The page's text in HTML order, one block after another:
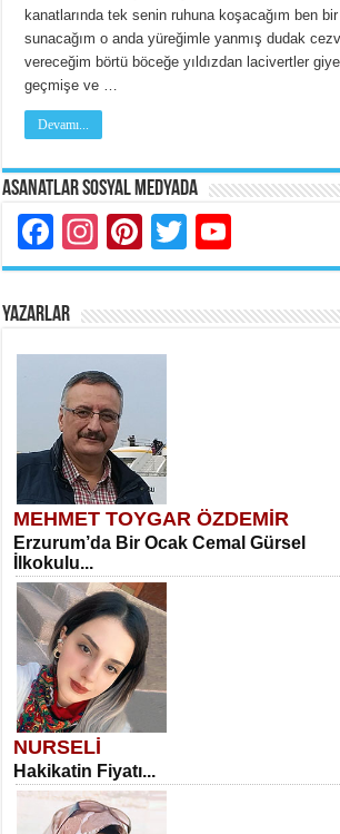
kanatlarında tek senin ruhuna koşacağım ben
sunacağım o anda yüreğimle yanmış dudak
vereceğim börtü böceğe yıldızdan lacivertler
geçmişe ve …
Devamı...
Asanatlar Sosyal Medyada
Facebook
Instagram
Pinterest
Twitter
YAZARLAR
MEHMET TOYGAR ÖZDEMİR
Erzurum’da Bir Ocak Cemal Gürsel
İlkokulu...
NURSELİ
Hakikatin Fiyatı...